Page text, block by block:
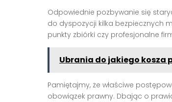
Odpowiednie pozbywanie się
do dyspozycji kilka bezpiecznych
punkty zbiórki czy profesjonalne
Ubrania do jakiego kosza
Pamiętajmy, że właściwe
obowiązek prawny. Dbając o